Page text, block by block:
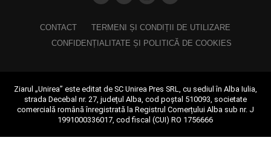
CONTACT
TERMENI ȘI CONDIȚII DE UTILIZARE
CONFIDENȚIALITATE ȘI POLITICĂ DE COOKIES
Ziarul „Unirea” este editat de SC Unirea Pres SRL, cu sediul în Alba Iulia,
strada Decebal nr. 27, județul Alba, cod poștal 510093, societate
comercială română înregistrată la Registrul Comerțului Alba sub nr. J
1991000336017, cod fiscal (CUI) RO 1756666